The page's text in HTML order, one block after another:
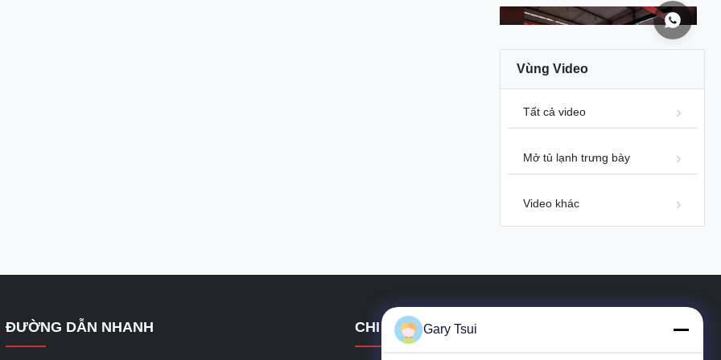
Siêu thị I7 GAEA Tủ lạnh trưng bày
Mở tủ lạnh trưng bày 2026-07-24
Tủ lạnh nhiều tầng I7 GAEA Tối đa
hóa không gian trưng bày của bạn
Vùng Video
Tất cả video
Mở tủ lạnh trưng bày
Video khác
ĐƯỜNG DẪN NHANH CHI TIẾT LIÊN HỆ
Gary Tsui